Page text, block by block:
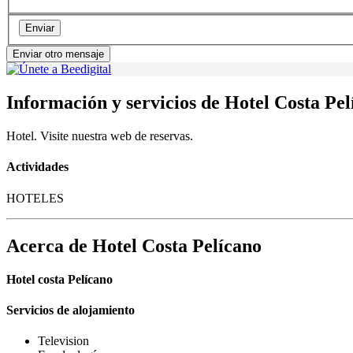
Enviar
Enviar otro mensaje
Información y servicios de Hotel Costa
Hotel. Visite nuestra web de reservas.
Actividades
HOTELES
Acerca de Hotel Costa Pelícano
Hotel costa Pelícano
Servicios de alojamiento
Television